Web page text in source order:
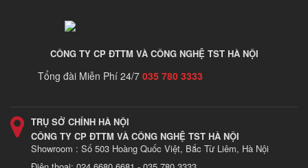
CÔNG TY CP ĐTTM VÀ CÔNG NGHỆ TST HÀ NỘI
Tổng đài Miễn Phí 24/7 035 780 3333
TRỤ SỞ CHÍNH HÀ NỘI
CÔNG TY CP ĐTTM VÀ CÔNG NGHỆ TST HÀ NỘI
Showroom : Số 503 Hoàng Quốc Việt, Bắc Từ Liêm, Hà Nội